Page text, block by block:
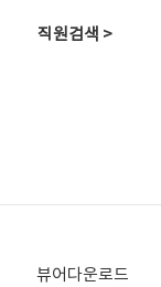
직원검색 >
뷰어다운로드